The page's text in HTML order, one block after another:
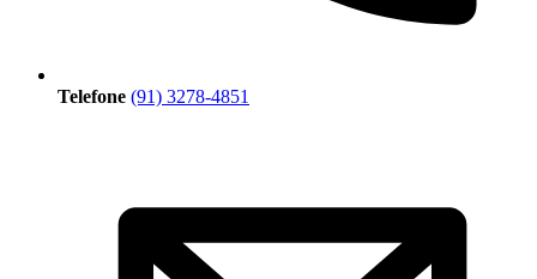
Telefone (91) 3278-4851